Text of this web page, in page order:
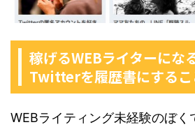
稼げるWEBライターにな
Twitterを履歴書にするこ
WEBライティング未経験のぼく